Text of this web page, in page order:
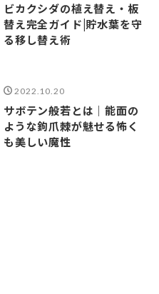
ビカクシダの植え替え・板
替え完全ガイド|貯水葉を守
る移し替え術
2022.10.20
サボテン般若とは｜能面の
ような鉤爪棘が魅せる怖く
も美しい魔性